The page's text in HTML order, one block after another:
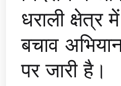
धराली क्षेत्र
बचाव
पर जारी है।